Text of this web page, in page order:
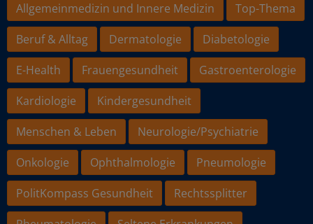
Allgemeinmedizin und Innere Medizin
Top-Thema
Beruf & Alltag
Dermatologie
Diabetologie
E-Health
Frauengesundheit
Gastroenterologie
Kardiologie
Kindergesundheit
Menschen & Leben
Neurologie/Psychiatrie
Onkologie
Ophthalmologie
Pneumologie
PolitKompass Gesundheit
Rechtssplitter